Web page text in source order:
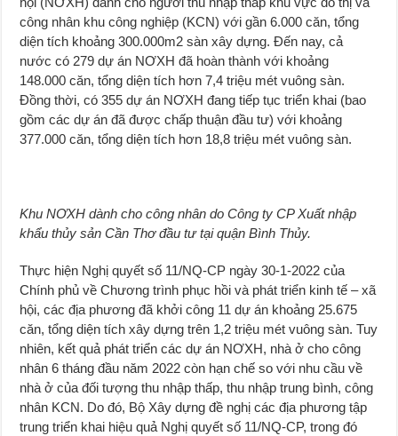
công nhân khu công nghiệp (KCN) với gần 6.000 căn, tổng
diện tích khoảng 300.000m2 sàn xây dựng. Ðến nay, cả
nước có 279 dự án NƠXH đã hoàn thành với khoảng
148.000 căn, tổng diện tích hơn 7,4 triệu mét vuông sàn.
Ðồng thời, có 355 dự án NƠXH đang tiếp tục triển khai (bao
gồm các dự án đã được chấp thuận đầu tư) với khoảng
377.000 căn, tổng diện tích hơn 18,8 triệu mét vuông sàn.
Khu NƠXH dành cho công nhân do Công ty CP Xuất nhập
khẩu thủy sản Cần Thơ đầu tư tại quận Bình Thủy.
Thực hiện Nghị quyết số 11/NQ-CP ngày 30-1-2022 của
Chính phủ về Chương trình phục hồi và phát triển kinh tế – xã
hội, các địa phương đã khởi công 11 dự án khoảng 25.675
căn, tổng diện tích xây dựng trên 1,2 triệu mét vuông sàn. Tuy
nhiên, kết quả phát triển các dự án NƠXH, nhà ở cho công
nhân 6 tháng đầu năm 2022 còn hạn chế so với nhu cầu về
nhà ở của đối tượng thu nhập thấp, thu nhập trung bình, công
nhân KCN. Do đó, Bộ Xây dựng đề nghị các địa phương tập
trung triển khai hiệu quả Nghị quyết số 11/NQ-CP, trong đó